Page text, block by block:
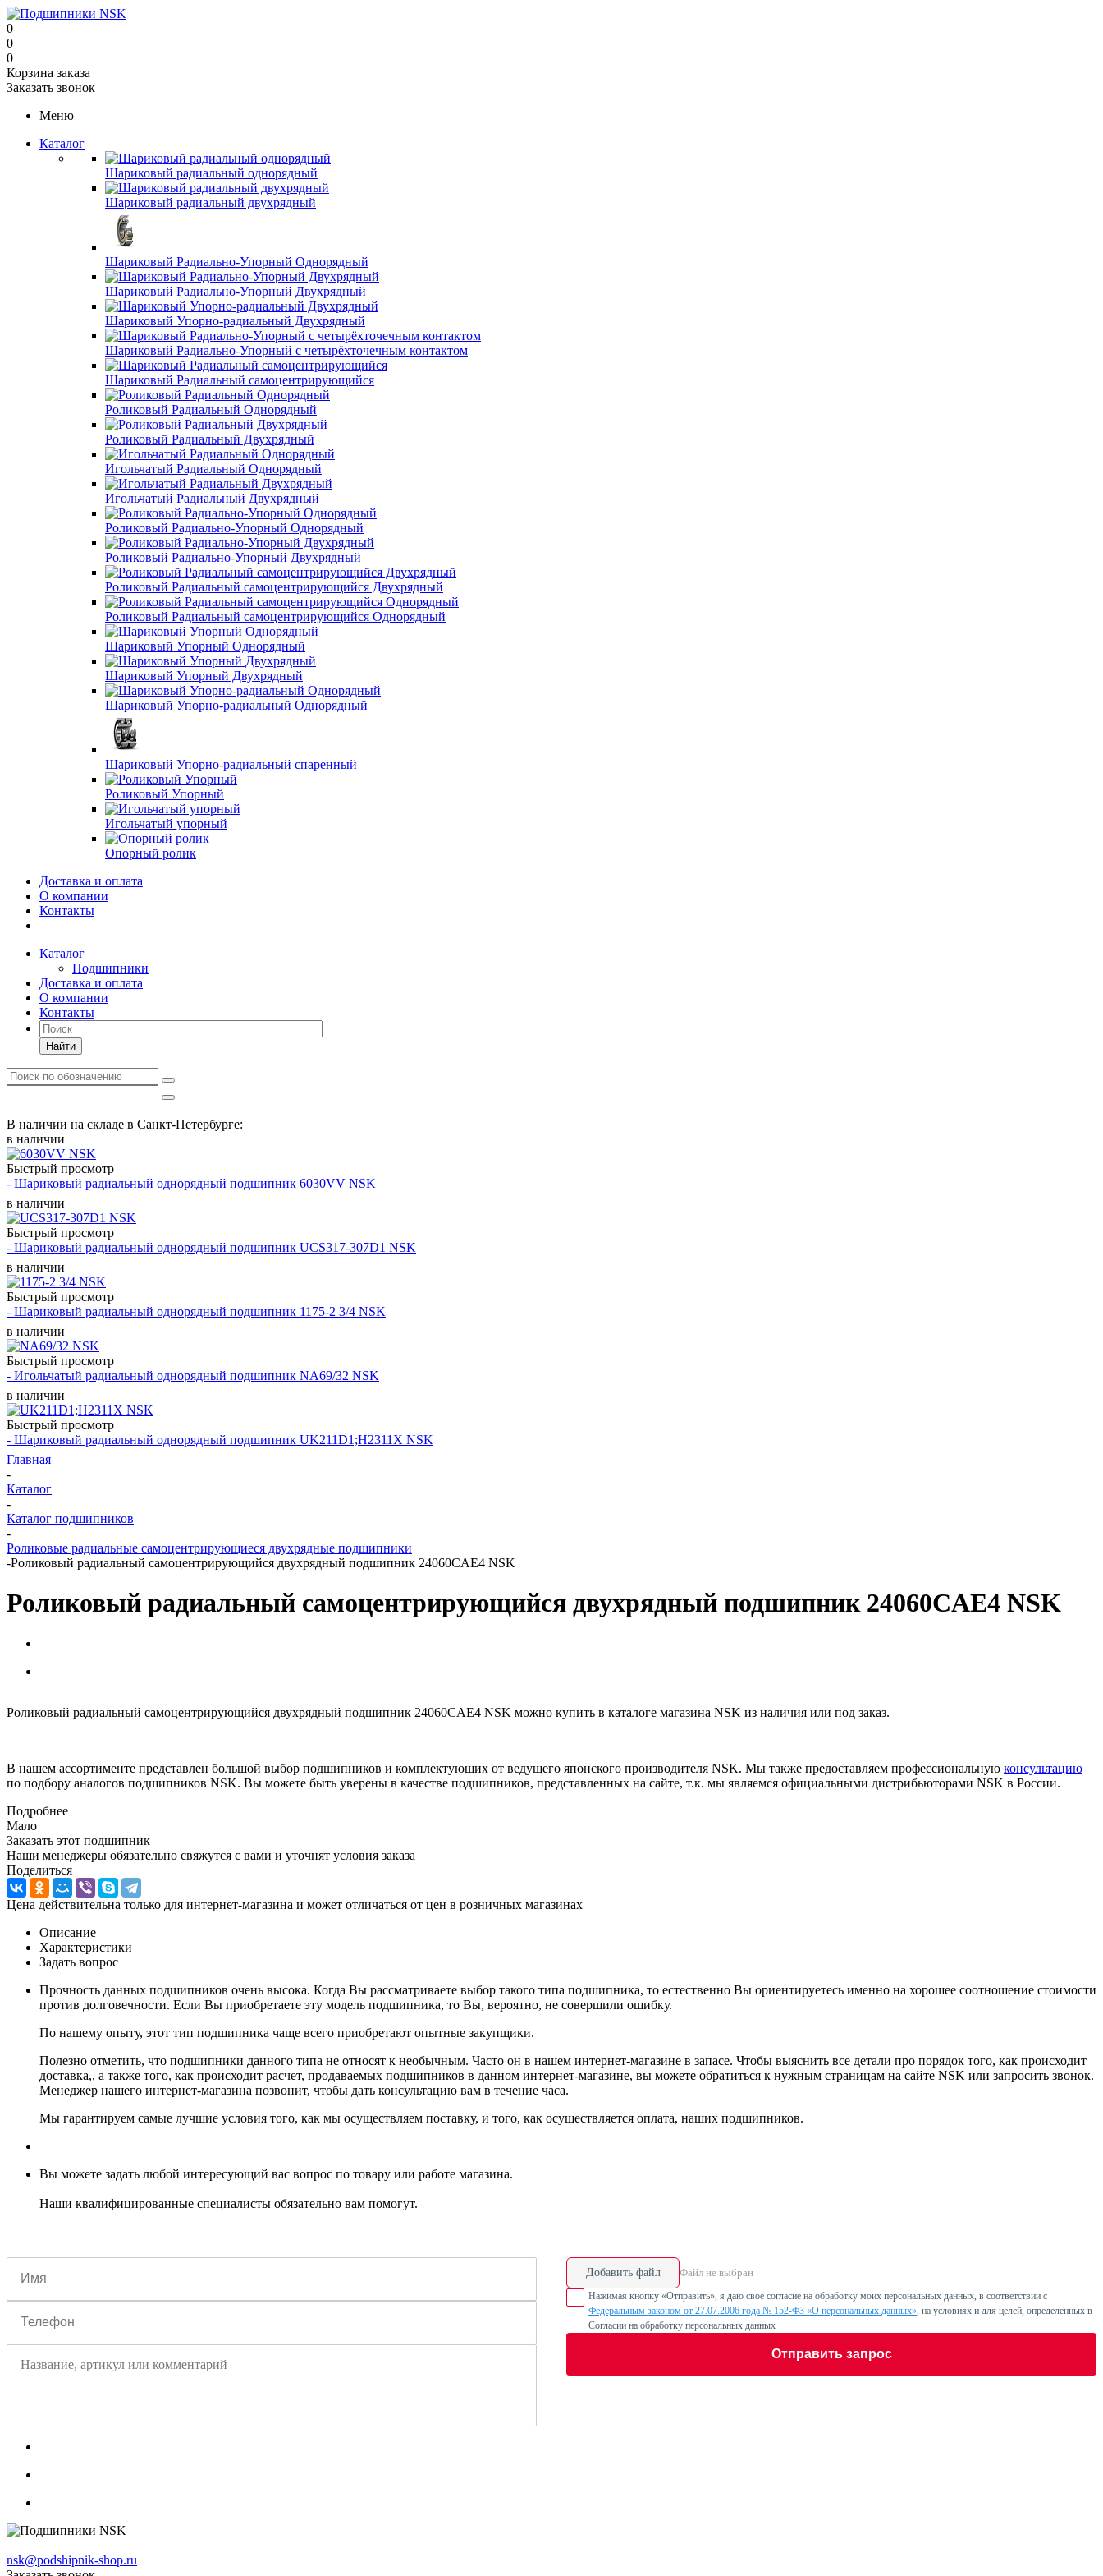
0
0
0
Корзина заказа
Заказать звонок
Меню
Каталог
Шариковый радиальный однорядный
Шариковый радиальный двухрядный
Шариковый Радиально-Упорный Однорядный
Шариковый Радиально-Упорный Двухрядный
Шариковый Упорно-радиальный Двухрядный
Шариковый Радиально-Упорный с четырёхточечным контактом
Шариковый Радиальный самоцентрирующийся
Роликовый Радиальный Однорядный
Роликовый Радиальный Двухрядный
Игольчатый Радиальный Однорядный
Игольчатый Радиальный Двухрядный
Роликовый Радиально-Упорный Однорядный
Роликовый Радиально-Упорный Двухрядный
Роликовый Радиальный самоцентрирующийся Двухрядный
Роликовый Радиальный самоцентрирующийся Однорядный
Шариковый Упорный Однорядный
Шариковый Упорный Двухрядный
Шариковый Упорно-радиальный Однорядный
Шариковый Упорно-радиальный спаренный
Роликовый Упорный
Игольчатый упорный
Опорный ролик
Доставка и оплата
О компании
Контакты
Каталог
Подшипники
Доставка и оплата
О компании
Контакты
Найти
В наличии на складе в Санкт-Петербурге:
в наличии
Быстрый просмотр
- Шариковый радиальный однорядный подшипник 6030VV NSK
в наличии
Быстрый просмотр
- Шариковый радиальный однорядный подшипник UCS317-307D1 NSK
в наличии
Быстрый просмотр
- Шариковый радиальный однорядный подшипник 1175-2 3/4 NSK
в наличии
Быстрый просмотр
- Игольчатый радиальный однорядный подшипник NA69/32 NSK
в наличии
Быстрый просмотр
- Шариковый радиальный однорядный подшипник UK211D1;H2311X NSK
Главная
-
Каталог
-
Каталог подшипников
-
Роликовые радиальные самоцентрирующиеся двухрядные подшипники
-Роликовый радиальный самоцентрирующийся двухрядный подшипник 24060CAE4 NSK
Роликовый радиальный самоцентрирующийся двухрядный подшипник 24060CAE4 NSK
Роликовый радиальный самоцентрирующийся двухрядный подшипник 24060CAE4 NSK можно купить в каталоге магазина NSK из наличия или под заказ.
В нашем ассортименте представлен большой выбор подшипников и комплектующих от ведущего японского производителя NSK. Мы также предоставляем профессиональную консультацию
по подбору аналогов подшипников NSK. Вы можете быть уверены в качестве подшипников, представленных на сайте, т.к. мы являемся официальными дистрибьюторами NSK в России.
Подробнее
Мало
Заказать этот подшипник
Наши менеджеры обязательно свяжутся с вами и уточнят условия заказа
Поделиться
Цена действительна только для интернет-магазина и может отличаться от цен в розничных магазинах
Описание
Характеристики
Задать вопрос
Прочность данных подшипников очень высока. Когда Вы рассматриваете выбор такого типа подшипника, то естественно Вы ориентируетесь именно на хорошее соотношение стоимости
против долговечности. Если Вы приобретаете эту модель подшипника, то Вы, вероятно, не совершили ошибку.
По нашему опыту, этот тип подшипника чаще всего приобретают опытные закупщики.
Полезно отметить, что подшипники данного типа не относят к необычным. Часто он в нашем интернет-магазине в запасе. Чтобы выяснить все детали про порядок того, как происходит
доставка,, а также того, как происходит расчет, продаваемых подшипников в данном интернет-магазине, вы можете обратиться к нужным страницам на сайте NSK или запросить звонок.
Менеджер нашего интернет-магазина позвонит, чтобы дать консультацию вам в течение часа.
Мы гарантируем самые лучшие условия того, как мы осуществляем поставку, и того, как осуществляется оплата, наших подшипников.
Вы можете задать любой интересующий вас вопрос по товару или работе магазина.
Наши квалифицированные специалисты обязательно вам помогут.
Добавить файл Файл не выбран
Нажимая кнопку «Отправить», я даю своё согласие на обработку моих персональных данных, в соответствии с
Федеральным законом от 27.07.2006 года № 152-ФЗ «О персональных данных», на условиях и для целей, определенных в
Согласии на обработку персональных данных
Отправить запрос
nsk@podshipnik-shop.ru